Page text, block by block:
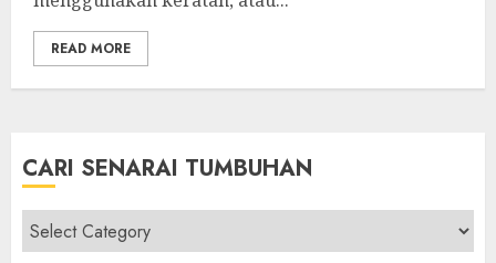
READ MORE
CARI SENARAI TUMBUHAN
Cari
Senarai